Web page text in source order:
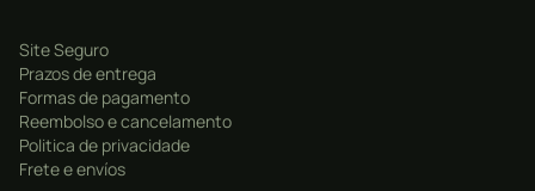
Site Seguro
Prazos de entrega
Formas de pagamento
Reembolso e cancelamento
Politica de privacidade
Frete e envíos